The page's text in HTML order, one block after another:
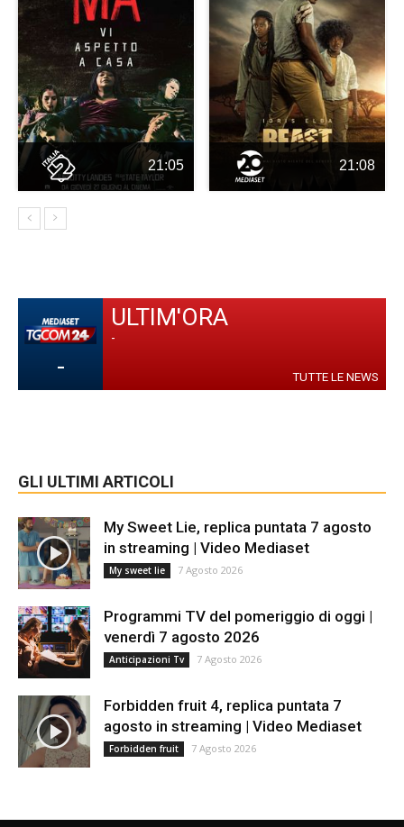
21:05 21:08
-
ULTIM'ORA
-
TUTTE LE NEWS
GLI ULTIMI ARTICOLI
My Sweet Lie, replica puntata 7 agosto
in streaming | Video Mediaset
My sweet lie 7 Agosto 2026
Programmi TV del pomeriggio di oggi |
venerdì 7 agosto 2026
Anticipazioni Tv 7 Agosto 2026
Forbidden fruit 4, replica puntata 7
agosto in streaming | Video Mediaset
Forbidden fruit 7 Agosto 2026